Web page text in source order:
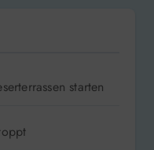
starten